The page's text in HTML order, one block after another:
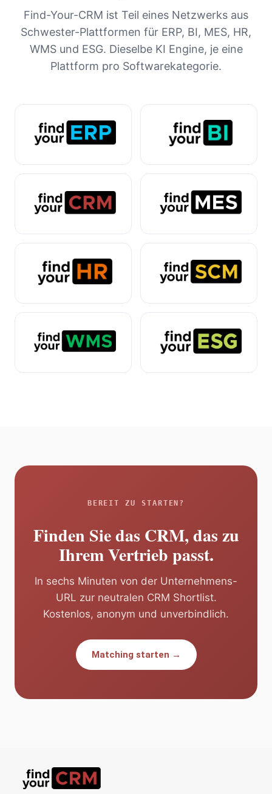
Find-Your-CRM ist Teil eines Netzwerks aus
Schwester-Plattformen für ERP, BI, MES, HR,
WMS und ESG. Dieselbe KI Engine, je eine
Plattform pro Softwarekategorie.
BEREIT ZU STARTEN?
Finden Sie das CRM, das zu
Ihrem Vertrieb passt.
In sechs Minuten von der Unternehmens-
URL zur neutralen CRM Shortlist.
Kostenlos, anonym und unverbindlich.
Matching starten →